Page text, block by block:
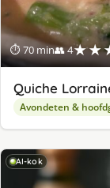
⏱ 70 min👥 4
Quiche
Avondeten &
AI-kok